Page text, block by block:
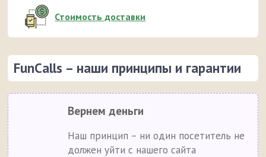
Стоимость доставки
FunCalls – наши принципы и гарантии
Вернем деньги
Наш принцип – ни один посетитель не
должен уйти с нашего сайта